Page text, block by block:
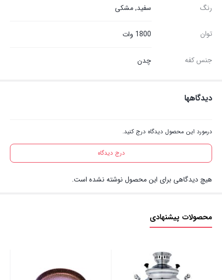
رنگ سفید, مشکی
توان 1800 وات
جنس کفه چدن
دیدگاهها
درمورد این محصول دیدگاه درج کنید.
درج دیدگاه
هیچ دیدگاهی برای این محصول نوشته نشده است.
محصولات پیشنهادی